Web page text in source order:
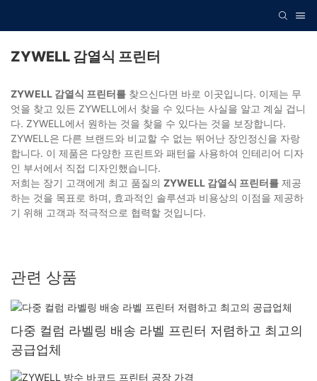
ZYWELL 감열식 프린터
ZYWELL 감열식 프린터를 찾으신다면 바로 이곳입니다. 이제는 무
엇을 찾고 있든 ZYWELL에서 찾을 수 있다는 사실을 알고 계실 겁니
다. ZYWELL에서 원하는 것을 찾을 수 있다는 것을 보장합니다.
ZYWELL은 다른 브랜드와 비교할 수 없는 뛰어난 장인정신을 자랑
합니다. 이 제품은 다양한 프린트와 패턴을 사용하여 인테리어 디자
인 부서에서 직접 디자인했습니다.
저희는 장기 고객에게 최고 품질의 ZYWELL 감열식 프린터를 제공
하는 것을 목표로 하며, 효과적인 솔루션과 비용상의 이점을 제공하
기 위해 고객과 적극적으로 협력할 것입니다.
관련 상품
다중 컬럼 라벨링 배송 라벨 프린터 저렴하고 최고의
공급업체